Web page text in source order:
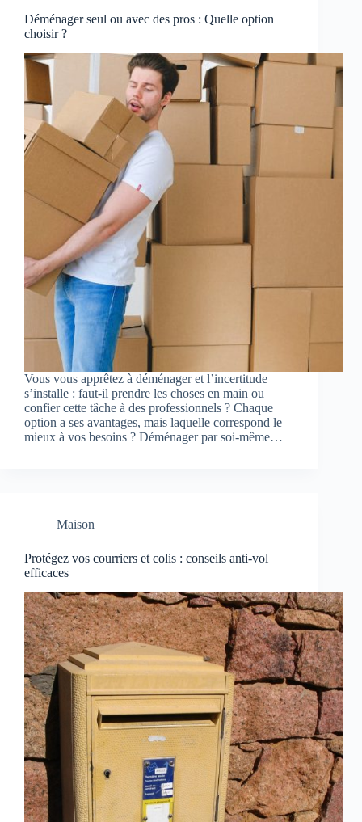
Déménager seul ou avec des pros : Quelle option
choisir ?
Vous vous apprêtez à déménager et l’incertitude
s’installe : faut-il prendre les choses en main ou
confier cette tâche à des professionnels ? Chaque
option a ses avantages, mais laquelle correspond le
mieux à vos besoins ? Déménager par soi-même…
Maison
Protégez vos courriers et colis : conseils anti-vol
efficaces